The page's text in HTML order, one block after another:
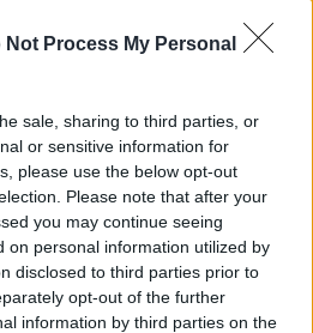
Not Process My Personal
sale, sharing to third parties, or
or sensitive information for
please use the below opt-out
Please note that after your
you may continue seeing
on personal information utilized by
disclosed to third parties prior to
opt-out of the further
information by third parties on the